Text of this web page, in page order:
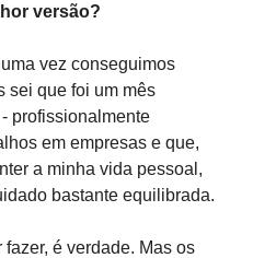
versão?
vez conseguimos
sei que foi um mês
profissionalmente
em empresas e que,
a minha vida pessoal,
bastante equilibrada.
é verdade. Mas os